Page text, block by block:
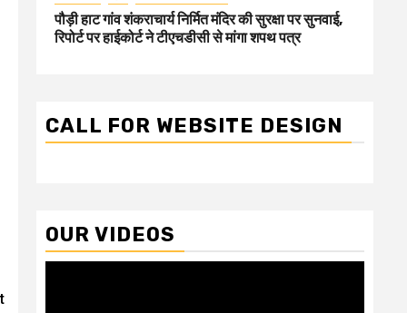
पौड़ी हाट गांव शंकराचार्य निर्मित मंदिर की सुरक्षा पर सुनवाई,
रिपोर्ट पर हाईकोर्ट ने टीएचडीसी से मांगा शपथ पत्र
CALL FOR WEBSITE DESIGN
OUR VIDEOS